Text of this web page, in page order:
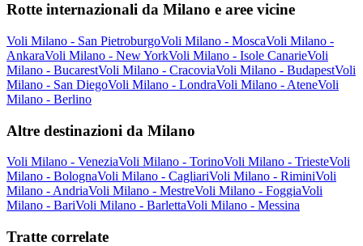
Rotte internazionali da Milano e aree vicine
Voli Milano - San PietroburgoVoli Milano - MoscaVoli Milano -
AnkaraVoli Milano - New YorkVoli Milano - Isole CanarieVoli
Milano - BucarestVoli Milano - CracoviaVoli Milano - BudapestVoli
Milano - San DiegoVoli Milano - LondraVoli Milano - AteneVoli
Milano - Berlino
Altre destinazioni da Milano
Voli Milano - VeneziaVoli Milano - TorinoVoli Milano - TriesteVoli
Milano - BolognaVoli Milano - CagliariVoli Milano - RiminiVoli
Milano - AndriaVoli Milano - MestreVoli Milano - FoggiaVoli
Milano - BariVoli Milano - BarlettaVoli Milano - Messina
Tratte correlate